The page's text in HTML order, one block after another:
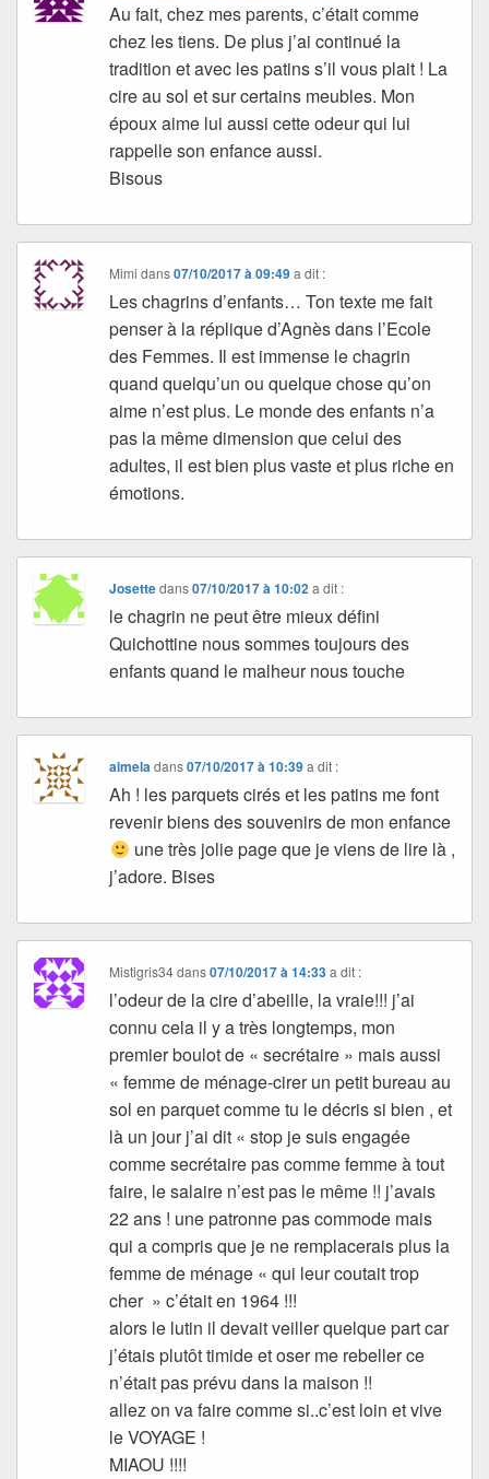
Au fait, chez mes parents, c’était comme
chez les tiens. De plus j’ai continué la
tradition et avec les patins s’il vous plait ! La
cire au sol et sur certains meubles. Mon
époux aime lui aussi cette odeur qui lui
rappelle son enfance aussi.
Bisous
Mimi dans07/10/2017 à 09:49 a dit :
Les chagrins d’enfants… Ton texte me fait
penser à la réplique d’Agnès dans l’Ecole
des Femmes. Il est immense le chagrin
quand quelqu’un ou quelque chose qu’on
aime n’est plus. Le monde des enfants n’a
pas la même dimension que celui des
adultes, il est bien plus vaste et plus riche en
émotions.
Josettedans07/10/2017 à 10:02 a dit :
le chagrin ne peut être mieux défini
Quichottine nous sommes toujours des
enfants quand le malheur nous touche
aimeladans07/10/2017 à 10:39 a dit :
Ah ! les parquets cirés et les patins me font
revenir biens des souvenirs de mon enfance
une très jolie page que je viens de lire là ,
j’adore. Bises
Mistigris34dans07/10/2017 à 14:33 a dit :
l’odeur de la cire d’abeille, la vraie!!! j’ai
connu cela il y a très longtemps, mon
premier boulot de « secrétaire » mais aussi
« femme de ménage-cirer un petit bureau au
sol en parquet comme tu le décris si bien , et
là un jour j’ai dit « stop je suis engagée
comme secrétaire pas comme femme à tout
faire, le salaire n’est pas le même !! j’avais
22 ans ! une patronne pas commode mais
qui a compris que je ne remplacerais plus la
femme de ménage « qui leur coutait trop
cher » c’était en 1964 !!!
alors le lutin il devait veiller quelque part car
j’étais plutôt timide et oser me rebeller ce
n’était pas prévu dans la maison !!
allez on va faire comme si..c’est loin et vive
le VOYAGE !
MIAOU !!!!